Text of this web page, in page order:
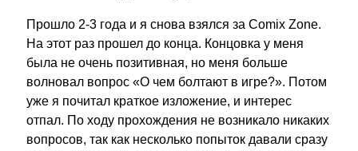
Прошло 2-3 года и я снова взялся за Comix Zone.
На этот раз прошел до конца. Концовка у меня
была не очень позитивная, но меня больше
волновал вопрос «О чем болтают в игре?». Потом
уже я почитал краткое изложение, и интерес
отпал. По ходу прохождения не возникало никаких
вопросов, так как несколько попыток давали сразу